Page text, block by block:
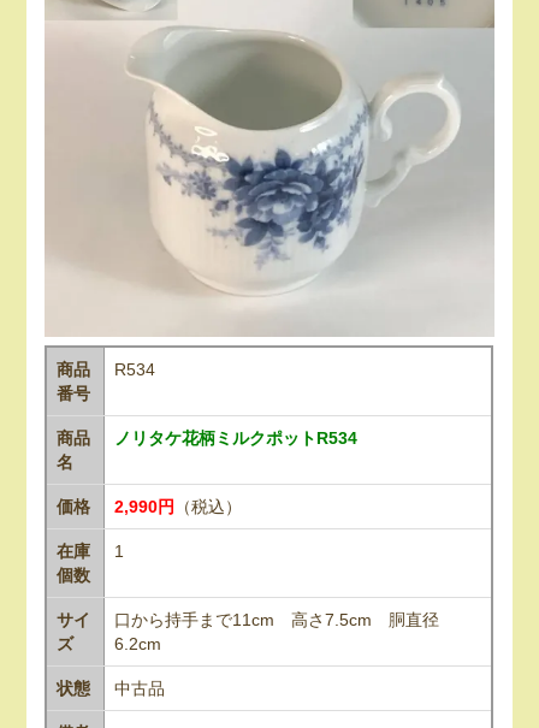
商品
番号
R534
商品
名
ノリタケ花柄ミルクポットR534
価格 2,990円 （税込）
在庫
個数
1
サイ
ズ
口から持手まで11cm 高さ7.5cm 胴直径
6.2cm
状態 中古品